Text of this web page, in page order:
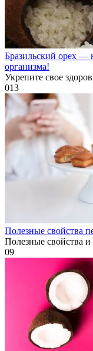
Бразильский орех —
организма!
Укрепите свое
013
Полезные свойства
Полезные свойства
09